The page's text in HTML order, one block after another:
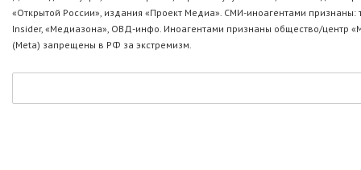
«Открытой России», издания «Проект Медиа». СМИ-иноагентами
Insider, «Медиазона», ОВД-инфо. Иноагентами признаны общество/центр
(Metа) запрещены в РФ за экстремизм.